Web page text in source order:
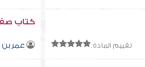
تقييم المادة:
كتاب
عمر بن